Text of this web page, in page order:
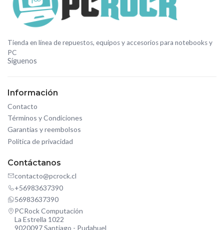
Tienda en línea de repuestos, equipos y accesorios para notebooks y
PC
Síguenos
Información
Contacto
Términos y Condiciones
Garantías y reembolsos
Política de privacidad
Contáctanos
contacto@pcrock.cl
+56983637390
56983637390
PCRock Computación
La Estrella 1022
9020097 Santiago - Pudahuel